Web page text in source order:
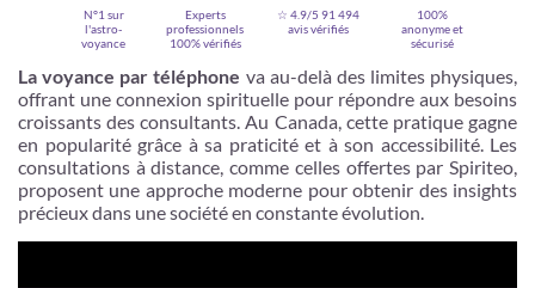
N°1 sur
l'astro-
voyance
Experts
professionnels
100% vérifiés
☆ 4.9/5 91 494
avis vérifiés
100%
anonyme et
sécurisé
La voyance par téléphone va au-delà des limites physiques,
offrant une connexion spirituelle pour répondre aux besoins
croissants des consultants. Au Canada, cette pratique gagne
en popularité grâce à sa praticité et à son accessibilité. Les
consultations à distance, comme celles offertes par Spiriteo,
proposent une approche moderne pour obtenir des insights
précieux dans une société en constante évolution.